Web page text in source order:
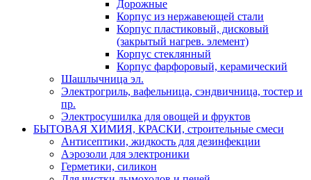
Дорожные
Корпус из нержавеющей стали
Корпус пластиковый, дисковый
(закрытый нагрев. элемент)
Корпус стеклянный
Корпус фарфоровый, керамический
Шашлычница эл.
Электрогриль, вафельница, сэндвичница, тостер и
пр.
Электросушилка для овощей и фруктов
БЫТОВАЯ ХИМИЯ, КРАСКИ, строительные смеси
Антисептики, жидкость для дезинфекции
Аэрозоли для электроники
Герметики, силикон